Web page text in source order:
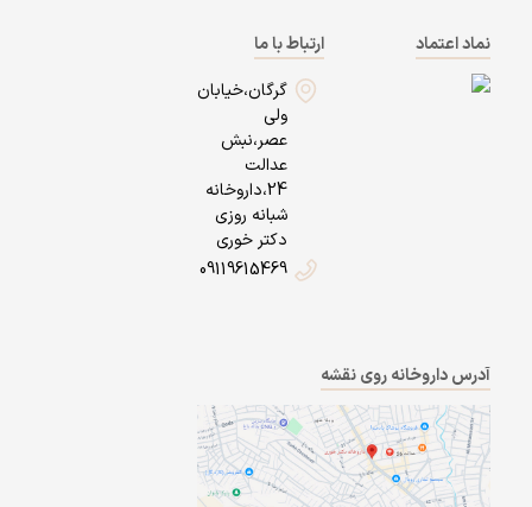
نماد اعتماد
ارتباط با ما
گرگان،خیابان
ولی
عصر،نبش
عدالت
24،داروخانه
شبانه روزی
دکتر خوری
09119615469
آدرس داروخانه روی نقشه